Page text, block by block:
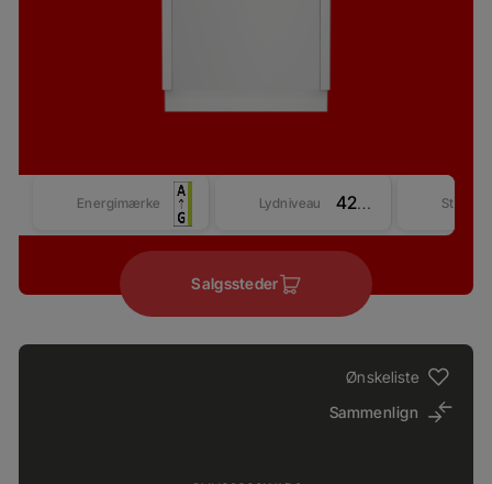
Energimærke Lydniveau 42 dBA
Salgssteder
Ønskeliste
Sammenlign